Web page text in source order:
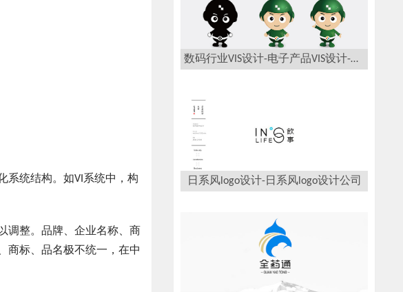
统结构。如VI系统中，构
整。品牌、企业名称、商
商标、品名极不统一，在中
数码行业VIS设计-电子产品VIS设计-绿森数码VI设计公司
日系风logo设计-日系风logo设计公司